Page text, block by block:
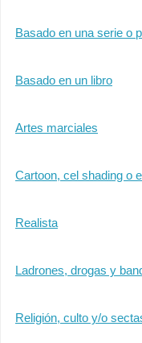
Basado en una serie o
Basado en un libro
Artes marciales
Cartoon, cel shading o
Realista
Ladrones, drogas y
Religión, culto y/o